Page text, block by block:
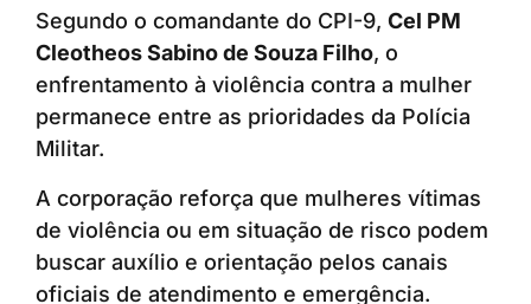
Segundo o comandante do CPI-9, Cel PM
Cleotheos Sabino de Souza Filho, o
enfrentamento à violência contra a mulher
permanece entre as prioridades da Polícia
Militar.
A corporação reforça que mulheres vítimas
de violência ou em situação de risco podem
buscar auxílio e orientação pelos canais
oficiais de atendimento e emergência.